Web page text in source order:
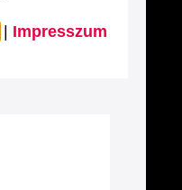
Impresszum